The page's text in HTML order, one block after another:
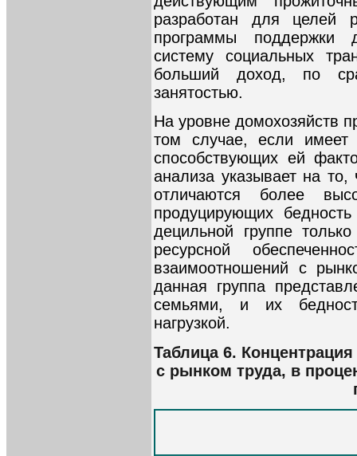
разработан для целей
программы поддержки
систему социальных
больший доход, по
занятостью.
На уровне домохозяйств
том случае, если имеет
способствующих ей
анализа указывает на
отличаются более
продуцирующих
децильной группе
ресурсной
взаимоотношений с
данная группа
семьями, и их
нагрузкой.
Таблица 6.
с рынком труда, в